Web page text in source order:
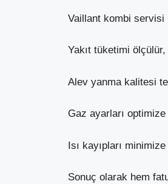
Vaillant kombi servisi
Yakıt tüketimi ölçülür,
Alev yanma kalitesi
Gaz ayarları optimize
Isı kayıpları
Sonuç olarak hem